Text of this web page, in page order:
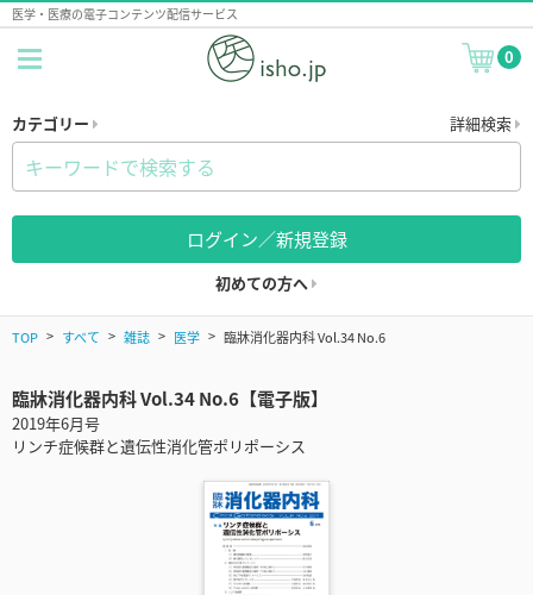
医学・医療の電子コンテンツ配信サービス
0
カテゴリー 詳細検索
ログイン／新規登録
初めての方へ
TOP すべて 雑誌 医学 臨牀消化器内科 Vol.34 No.6
臨牀消化器内科 Vol.34 No.6【電子版】
2019年6月号
リンチ症候群と遺伝性消化管ポリポーシス